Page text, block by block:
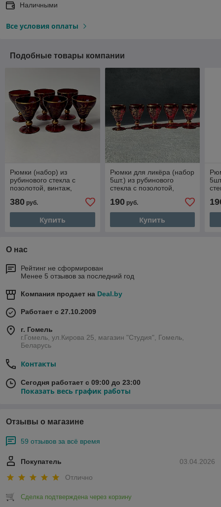
Наличными
Все условия оплаты
Подобные товары компании
Рюмки (набор) из
рубинового стекла с
позолотой, винтаж,
Чехословакия, Богемия
380 руб.
Купить
Рюмки для ликёра (набор
5шт.) из рубинового
стекла с позолотой,
Богемия
190руб.
Купить
О нас
Рейтинг не сформирован
Менее 5 отзывов за последний год
Компания продает на Deal.by
Работает с 27.10.2009
г. Гомель
г.Гомель, ул.Кирова 25, магазин "Студия", Гомель,
Беларусь
Контакты
Сегодня работает с 09:00 до 23:00
Показать весь график работы
Отзывы о магазине
59 отзывов за всё время
03.04.2026
Покупатель
Отлично
Сделка подтверждена через корзину